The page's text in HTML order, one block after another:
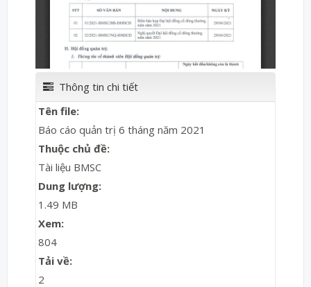
Thông tin chi tiết
Tên file:
Báo cáo quản trị 6 tháng năm 2021
Thuộc chủ đề:
Tài liệu BMSC
Dung lượng:
1.49 MB
Xem:
804
Tải về:
2